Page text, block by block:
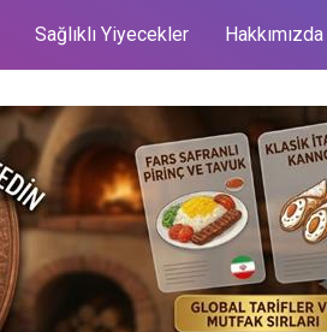
Sağlıklı Yiyecekler Hakkımızda